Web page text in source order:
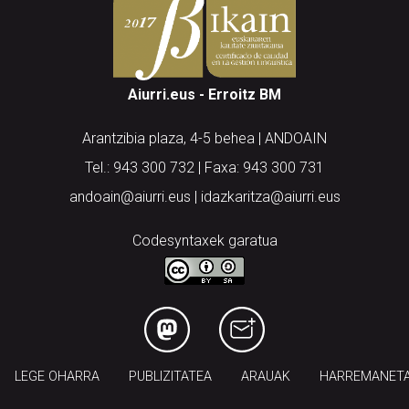
Aiurri.eus - Erroitz BM
Arantzibia plaza, 4-5 behea | ANDOAIN
Tel.: 943 300 732 | Faxa: 943 300 731
andoain@aiurri.eus | idazkaritza@aiurri.eus
Codesyntaxek garatua
LEGE OHARRA PUBLIZITATEA ARAUAK